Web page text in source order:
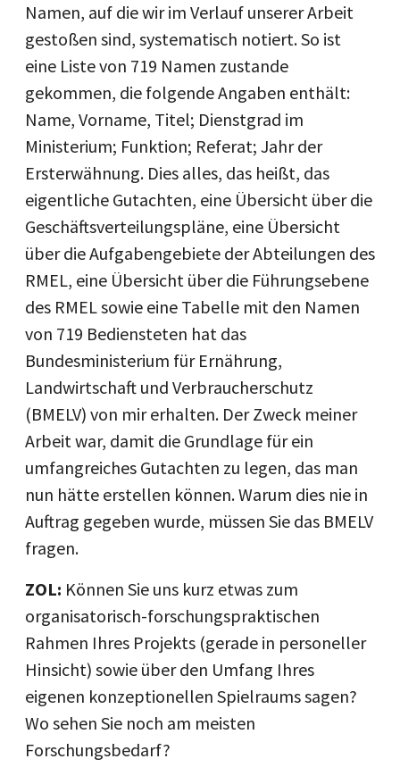
Namen, auf die wir im Verlauf unserer Arbeit
gestoßen sind, systematisch notiert. So ist
eine Liste von 719 Namen zustande
gekommen, die folgende Angaben enthält:
Name, Vorname, Titel; Dienstgrad im
Ministerium; Funktion; Referat; Jahr der
Ersterwähnung. Dies alles, das heißt, das
eigentliche Gutachten, eine Übersicht über die
Geschäftsverteilungspläne, eine Übersicht
über die Aufgabengebiete der Abteilungen des
RMEL, eine Übersicht über die Führungsebene
des RMEL sowie eine Tabelle mit den Namen
von 719 Bediensteten hat das
Bundesministerium für Ernährung,
Landwirtschaft und Verbraucherschutz
(BMELV) von mir erhalten. Der Zweck meiner
Arbeit war, damit die Grundlage für ein
umfangreiches Gutachten zu legen, das man
nun hätte erstellen können. Warum dies nie in
Auftrag gegeben wurde, müssen Sie das BMELV
fragen.
ZOL: Können Sie uns kurz etwas zum
organisatorisch-forschungspraktischen
Rahmen Ihres Projekts (gerade in personeller
Hinsicht) sowie über den Umfang Ihres
eigenen konzeptionellen Spielraums sagen?
Wo sehen Sie noch am meisten
Forschungsbedarf?